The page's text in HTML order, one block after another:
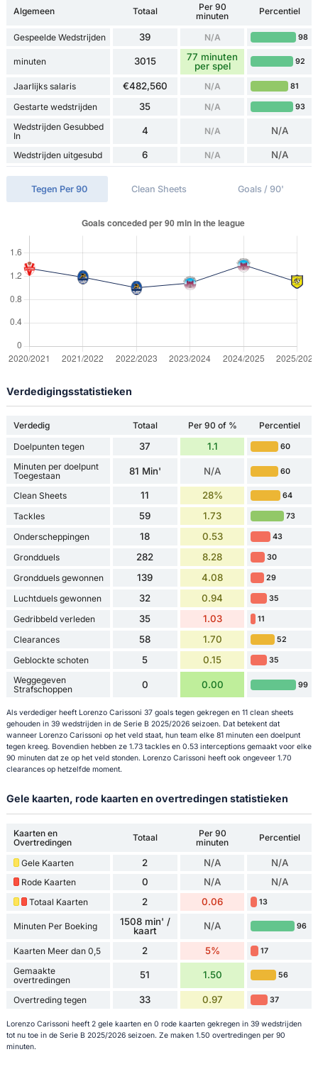
Algemeen Totaal
Per 90
minuten
Percentiel
Gespeelde Wedstrijden 39 N/A 98
minuten 3015
77 minuten
per spel
92
Jaarlijks salaris €482,560 N/A 81
Gestarte wedstrijden 35 N/A 93
Wedstrijden Gesubbed
In
4 N/A N/A
Wedstrijden uitgesubd 6 N/A N/A
Tegen Per 90 Clean Sheets Goals / 90'
Verdedigingsstatistieken
Verdedig Totaal Per 90 of %
Percentiel
Doelpunten tegen
37 1.1 60
Minuten per doelpunt
Toegestaan
81 Min' N/A 60
Clean Sheets 11 28% 64
Tackles 59 1.73 73
Onderscheppingen 18 0.53 43
Grondduels 282 8.28 30
Grondduels gewonnen 139 4.08 29
Luchtduels gewonnen 32 0.94 35
Gedribbeld verleden 35 1.03 11
Clearances 58 1.70 52
Geblockte schoten 5 0.15 35
Weggegeven
Strafschoppen
0 0.00 99
Als verdediger heeft Lorenzo Carissoni 37 goals tegen gekregen en 11 clean sheets
gehouden in 39 wedstrijden in de Serie B 2025/2026 seizoen. Dat betekent dat
wanneer Lorenzo Carissoni op het veld staat, hun team elke 81 minuten een doelpunt
tegen kreeg. Bovendien hebben ze 1.73 tackles en 0.53 interceptions gemaakt voor elke
90 minuten dat ze op het veld stonden. Lorenzo Carissoni heeft ook ongeveer 1.70
clearances op hetzelfde moment.
Gele kaarten, rode kaarten en overtredingen statistieken
Kaarten en
Overtredingen
Totaal
Per 90
minuten
Percentiel
Gele Kaarten 2 N/A N/A
Rode Kaarten 0 N/A N/A
Totaal Kaarten 2 0.06 13
Minuten Per Boeking
1508 min' /
kaart
N/A 96
Kaarten Meer dan 0,5 2 5% 17
Gemaakte
overtredingen
51 1.50 56
Overtreding tegen 33 0.97 37
Lorenzo Carissoni heeft 2 gele kaarten en 0 rode kaarten gekregen in 39 wedstrijden
tot nu toe in de Serie B 2025/2026 seizoen. Ze maken 1.50 overtredingen per 90
minuten.